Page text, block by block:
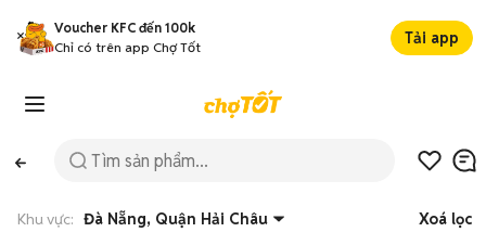
Voucher KFC đến 100k
Chỉ có trên app Chợ Tốt
Tải app
Khu vực: Đà Nẵng, Quận Hải Châu Xoá lọc